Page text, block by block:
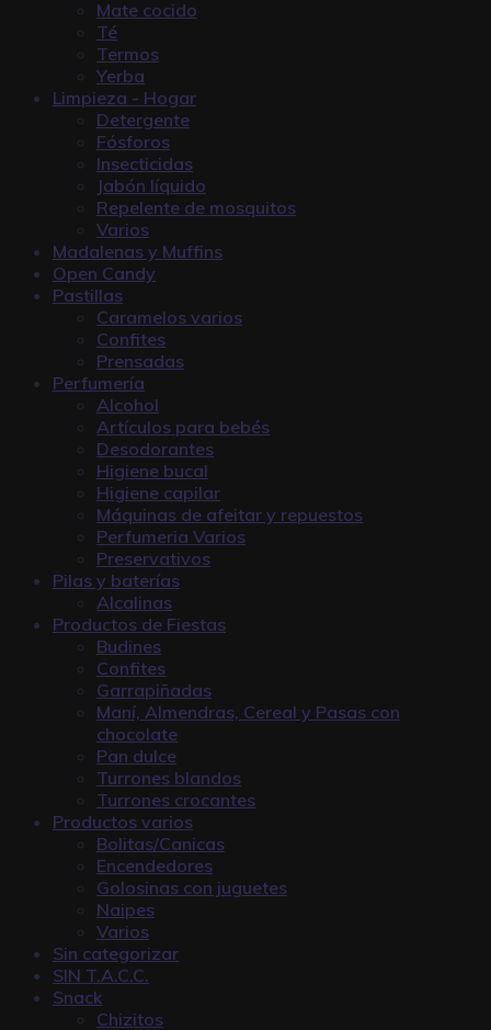
Mate cocido
Té
Termos
Yerba
Limpieza - Hogar
Detergente
Fósforos
Insecticidas
Jabón líquido
Repelente de mosquitos
Varios
Madalenas y Muffins
Open Candy
Pastillas
Caramelos varios
Confites
Prensadas
Perfumería
Alcohol
Artículos para bebés
Desodorantes
Higiene bucal
Higiene capilar
Máquinas de afeitar y repuestos
Perfumeria Varios
Preservativos
Pilas y baterías
Alcalinas
Productos de Fiestas
Budines
Confites
Garrapiñadas
Maní, Almendras, Cereal y Pasas con
chocolate
Pan dulce
Turrones blandos
Turrones crocantes
Productos varios
Bolitas/Canicas
Encendedores
Golosinas con juguetes
Naipes
Varios
Sin categorizar
SIN T.A.C.C.
Snack
Chizitos